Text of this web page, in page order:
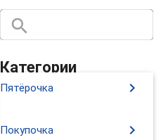
search
Категории
Пятёрочка chevron_right
Покупочка chevron_right